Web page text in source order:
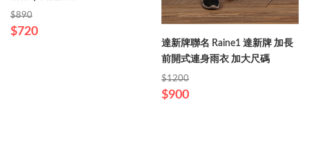
$890
$720
達新牌聯名 Raine1 達新牌 加長
前開式連身雨衣 加大尺碼
$1200
$900